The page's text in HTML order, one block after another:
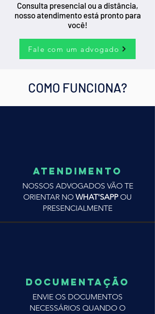
Consulta presencial ou a distância,
nosso atendimento está pronto para
você!
Fale com um advogado
COMO FUNCIONA?
ATENDIMENTO
NOSSOS ADVOGADOS VÃO TE
ORIENTAR NO WHAT'SAPP OU
PRESENCIALMENTE
DOCUMENTAÇÃO
ENVIE OS DOCUMENTOS
NECESSÁRIOS QUANDO O